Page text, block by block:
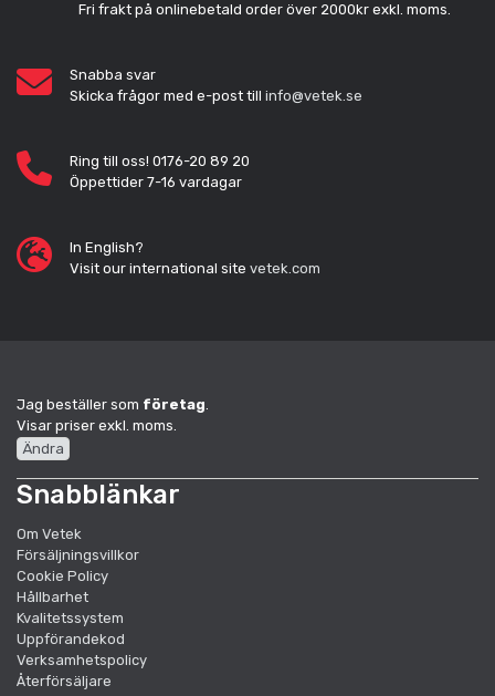
Fri frakt på onlinebetald order över 2000kr exkl. moms.
Snabba svar
Skicka frågor med e-post till info@vetek.se
Ring till oss! 0176-20 89 20
Öppettider 7-16 vardagar
In English?
Visit our international site vetek.com
Jag beställer som företag.
Visar priser exkl. moms.
Ändra
Snabblänkar
Om Vetek
Försäljningsvillkor
Cookie Policy
Hållbarhet
Kvalitetssystem
Uppförandekod
Verksamhetspolicy
Återförsäljare